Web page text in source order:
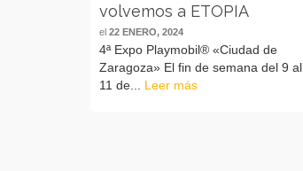
volvemos a ETOPIA
el 22 ENERO, 2024
4ª Expo Playmobil® «Ciudad de
Zaragoza» El fin de semana del 9 al
11 de... Leer más